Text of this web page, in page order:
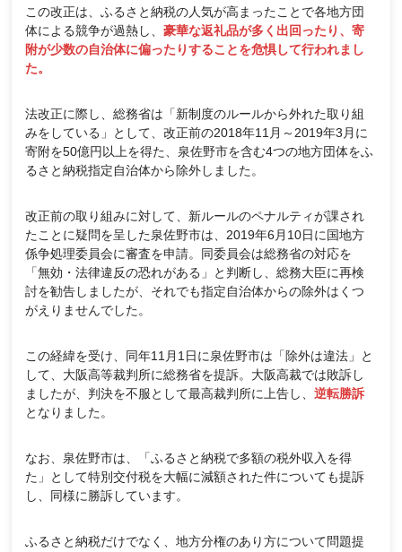
この改正は、ふるさと納税の人気が高まったことで各地方団
体による競争が過熱し、豪華な返礼品が多く出回ったり、寄
附が少数の自治体に偏ったりすることを危惧して行われまし
た。
法改正に際し、総務省は「新制度のルールから外れた取り組
みをしている」として、改正前の2018年11月～2019年3月に
寄附を50億円以上を得た、泉佐野市を含む4つの地方団体をふ
るさと納税指定自治体から除外しました。
改正前の取り組みに対して、新ルールのペナルティが課され
たことに疑問を呈した泉佐野市は、2019年6月10日に国地方
係争処理委員会に審査を申請。同委員会は総務省の対応を
「無効・法律違反の恐れがある」と判断し、総務大臣に再検
討を勧告しましたが、それでも指定自治体からの除外はくつ
がえりませんでした。
この経緯を受け、同年11月1日に泉佐野市は「除外は違法」と
して、大阪高等裁判所に総務省を提訴。大阪高裁では敗訴し
ましたが、判決を不服として最高裁判所に上告し、逆転勝訴
となりました。
なお、泉佐野市は、「ふるさと納税で多額の税外収入を得
た」として特別交付税を大幅に減額された件についても提訴
し、同様に勝訴しています。
ふるさと納税だけでなく、地方分権のあり方について問題提